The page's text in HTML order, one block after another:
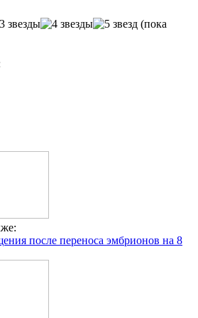
(пока
после переноса эмбрионов на 8